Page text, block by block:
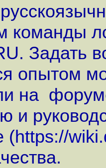
команды
Задать
опытом
на
и
(https://